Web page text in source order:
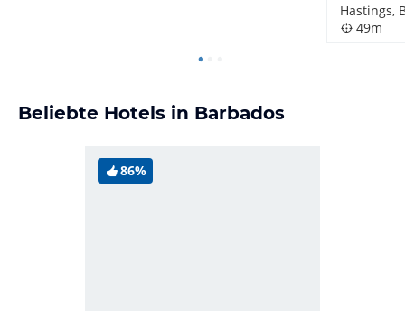
Hastings,
49m
Beliebte Hotels in Barbados
86%